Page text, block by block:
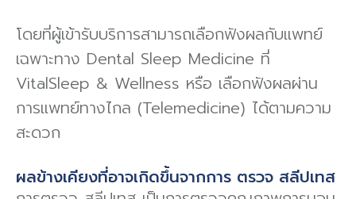
โดยที่ผู้เข้ารับบริการสามารถเลือกฟังผลกับแพทย์
เฉพาะทาง Dental Sleep Medicine ที่
VitalSleep & Wellness หรือ เลือกฟังผลผ่าน
การแพทย์ทางไกล (Telemedicine) ได้ตามความ
สะดวก
ผลข้างเคียงที่อาจเกิดขึ้นจากการ ตรวจ สลีปเทส